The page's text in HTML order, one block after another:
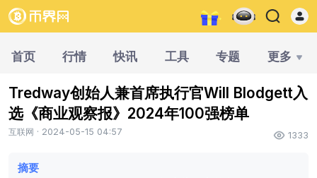
首页 行情 快讯 工具 专题 更多
Tredway创始人兼首席执行官Will Blodgett入
选《商业观察报》2024年100强榜单
互联网 · 2024-05-15 04:57 1333
摘要